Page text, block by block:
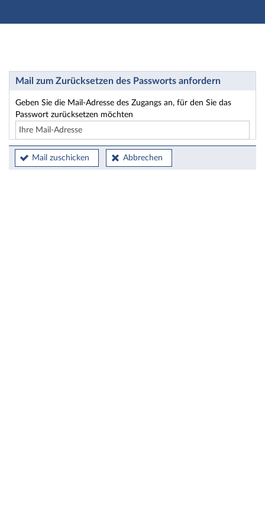
Hauptnavigation
Passwort zurücksetzen
Mail zum Zurücksetzen des Passworts anfordern
Geben Sie die Mail-Adresse des Zugangs an, für den Sie das
Passwort zurücksetzen möchten
Mail zuschicken Abbrechen